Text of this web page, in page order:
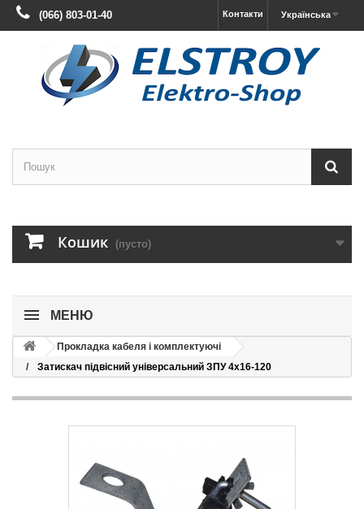
Українська
Контакти
(066) 803-01-40
Кошик (пусто)
МЕНЮ
Прокладка кабеля і комплектуючі
Затискач підвісний універсальний ЗПУ 4х16-120